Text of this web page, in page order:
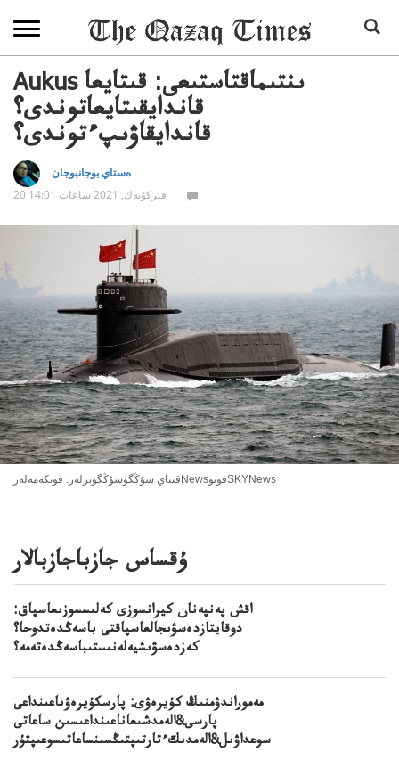
Aukus ىنتىماقتاستىعى: قىتايعا
قاندايقىتايعاتوندى؟
قاندايقاۋىپءتوندى؟
ەستاي بوجانبوجان
20 قىركۇيەك, 2021 ساعات 14:01
قىتاي سۇڭگۋسۇڭگۋىرلەر. فوتكەمەلەرNewsفوتوSKYNews
ۇقساس جازباجازبالار
اقش پەنپەنان كيرانسوزى كەلىسسوزىعاسپاق:
دوقايتازدەسۋىجالعاسپاقتى باسەڭدەتدوحا؟
كەزدەسۋىشيەلەنىستىباسەڭدەتەمە؟
مەموراندۋمنىڭ كۇيرەۋى: پارسكۇيرەۋىاعىنداعى
پارسى&الەمدشىعاناعىنداعىسىن ساعاتى
سوعداۋىل&الەمدىكءتارتىپتىڭسىنساعاتىسوعىپتۇر